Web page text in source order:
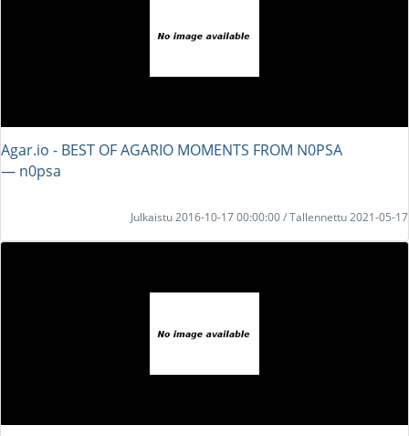
Agar.io - BEST OF AGARIO MOMENTS FROM N0PSA
― n0psa
Julkaistu 2016-10-17 00:00:00 / Tallennettu 2021-05-17